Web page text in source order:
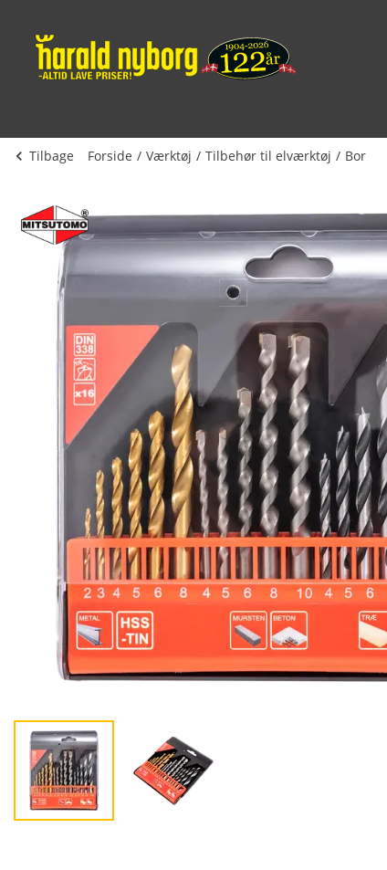
Tilbage Forside Værktøj Tilbehør til elværktøj Bor